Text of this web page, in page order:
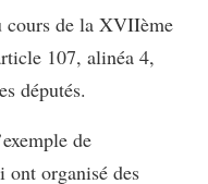
cours de la XVIIème
107, alinéa 4,
députés.
de
ont organisé des